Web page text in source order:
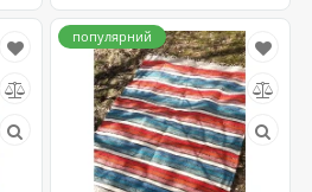
популярний